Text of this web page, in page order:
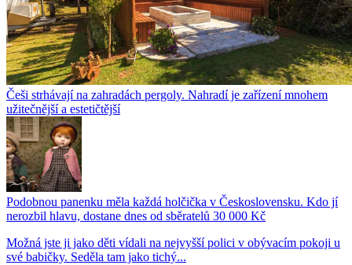
Češi strhávají na zahradách pergoly. Nahradí je zařízení mnohem
užitečnější a estetičtější
Podobnou panenku měla každá holčička v Československu. Kdo jí
nerozbil hlavu, dostane dnes od sběratelů 30 000 Kč
Možná jste ji jako děti vídali na nejvyšší polici v obývacím pokoji u
své babičky. Seděla tam jako tichý...